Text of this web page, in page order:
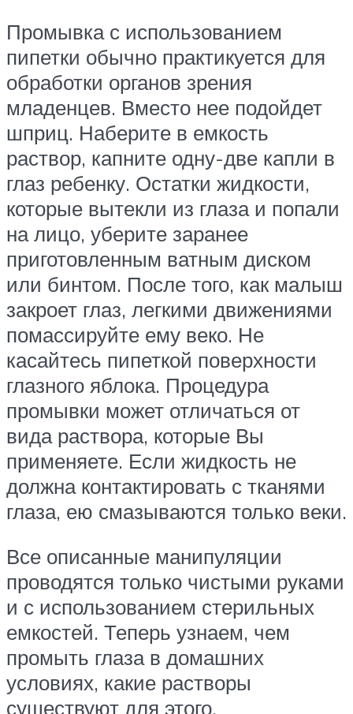
Промывка с использованием
пипетки обычно практикуется для
обработки органов зрения
младенцев. Вместо нее подойдет
шприц. Наберите в емкость
раствор, капните одну-две капли в
глаз ребенку. Остатки жидкости,
которые вытекли из глаза и попали
на лицо, уберите заранее
приготовленным ватным диском
или бинтом. После того, как малыш
закроет глаз, легкими движениями
помассируйте ему веко. Не
касайтесь пипеткой поверхности
глазного яблока. Процедура
промывки может отличаться от
вида раствора, которые Вы
применяете. Если жидкость не
должна контактировать с тканями
глаза, ею смазываются только веки.
Все описанные манипуляции
проводятся только чистыми руками
и с использованием стерильных
емкостей. Теперь узнаем, чем
промыть глаза в домашних
условиях, какие растворы
существуют для этого.